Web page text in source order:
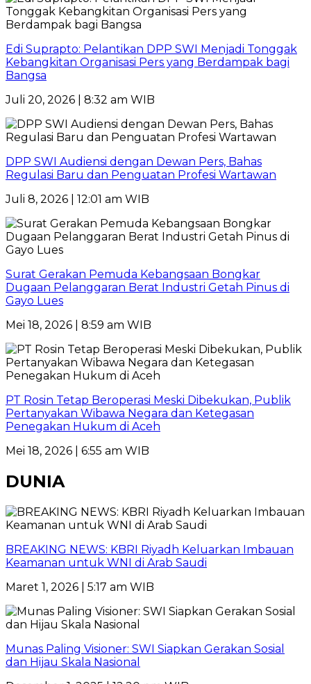
Edi Suprapto: Pelantikan DPP SWI Menjadi Tonggak
Kebangkitan Organisasi Pers yang Berdampak bagi
Bangsa
Juli 20, 2026 | 8:32 am WIB
DPP SWI Audiensi dengan Dewan Pers, Bahas
Regulasi Baru dan Penguatan Profesi Wartawan
Juli 8, 2026 | 12:01 am WIB
Surat Gerakan Pemuda Kebangsaan Bongkar
Dugaan Pelanggaran Berat Industri Getah Pinus di
Gayo Lues
Mei 18, 2026 | 8:59 am WIB
PT Rosin Tetap Beroperasi Meski Dibekukan, Publik
Pertanyakan Wibawa Negara dan Ketegasan
Penegakan Hukum di Aceh
Mei 18, 2026 | 6:55 am WIB
DUNIA
BREAKING NEWS: KBRI Riyadh Keluarkan Imbauan
Keamanan untuk WNI di Arab Saudi
Maret 1, 2026 | 5:17 am WIB
Munas Paling Visioner: SWI Siapkan Gerakan Sosial
dan Hijau Skala Nasional